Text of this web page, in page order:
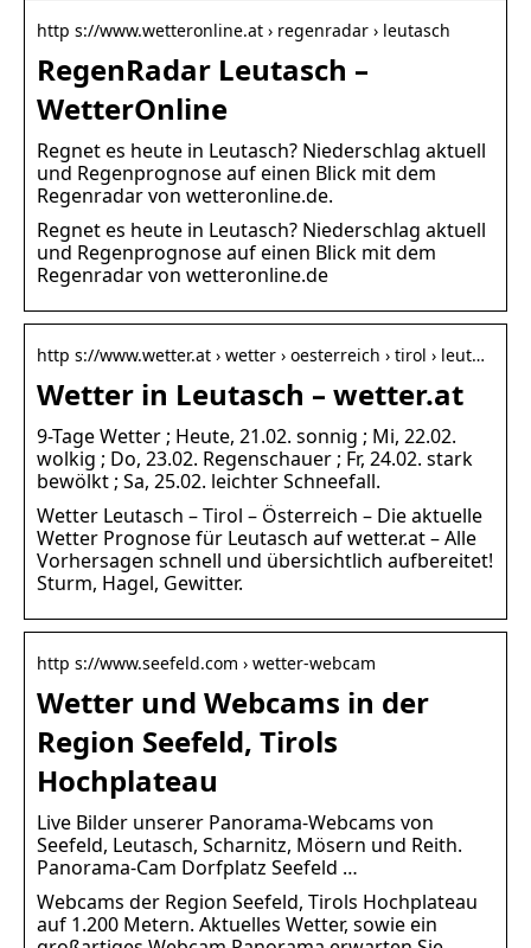
http s://www.wetteronline.at › regenradar › leutasch
RegenRadar Leutasch –
WetterOnline
Regnet es heute in Leutasch? Niederschlag aktuell
und Regenprognose auf einen Blick mit dem
Regenradar von wetteronline.de.
Regnet es heute in Leutasch? Niederschlag aktuell
und Regenprognose auf einen Blick mit dem
Regenradar von wetteronline.de
http s://www.wetter.at › wetter › oesterreich › tirol › leut…
Wetter in Leutasch – wetter.at
9-Tage Wetter ; Heute, 21.02. sonnig ; Mi, 22.02.
wolkig ; Do, 23.02. Regenschauer ; Fr, 24.02. stark
bewölkt ; Sa, 25.02. leichter Schneefall.
Wetter Leutasch – Tirol – Österreich – Die aktuelle
Wetter Prognose für Leutasch auf wetter.at – Alle
Vorhersagen schnell und übersichtlich aufbereitet!
Sturm, Hagel, Gewitter.
http s://www.seefeld.com › wetter-webcam
Wetter und Webcams in der
Region Seefeld, Tirols
Hochplateau
Live Bilder unserer Panorama-Webcams von
Seefeld, Leutasch, Scharnitz, Mösern und Reith.
Panorama-Cam Dorfplatz Seefeld …
Webcams der Region Seefeld, Tirols Hochplateau
auf 1.200 Metern. Aktuelles Wetter, sowie ein